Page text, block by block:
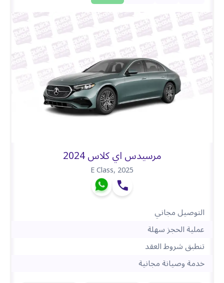
مرسيدس اي كلاس 2024
E Class,2025
التوصيل مجاني
عملية الحجز سهلة
تنطبق شروط العقد
خدمة وصيانة مجانية